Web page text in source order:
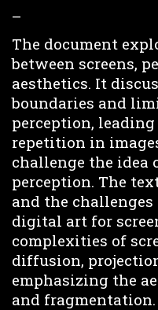
–
The document
between screens,
aesthetics. It
boundaries and
perception,
repetition in
challenge the idea
perception. The
and the
digital art for
complexities of
diffusion,
emphasizing the
and fragmentation.